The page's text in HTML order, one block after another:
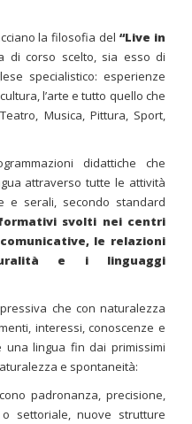
la filosofia del“Live in
di corso scelto, sia esso di
specialistico: esperienze
l’arte e tutto quello che
Musica, Pittura, Sport,
didattiche che
attraverso tutte le attività
e serali, secondo standard
svolti nei centri
le relazioni
e i linguaggi
che con naturalezza
interessi, conoscenze e
una lingua fin dai primissimi
e spontaneità:
padronanza, precisione,
settoriale, nuove strutture